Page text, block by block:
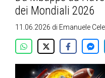
dei Mondiali 2026
11.06.2026 di Emanuele